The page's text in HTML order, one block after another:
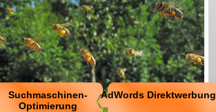
Suchmaschinen-
Optimierung
AdWords Direktwerbung